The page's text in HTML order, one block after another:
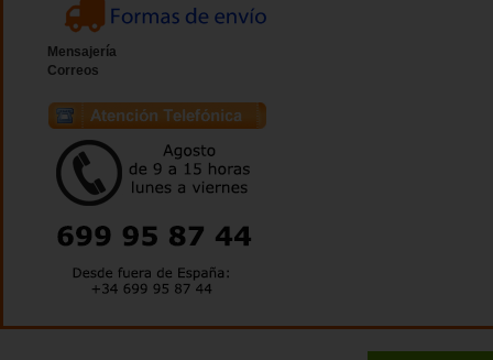
Mensajería
Correos